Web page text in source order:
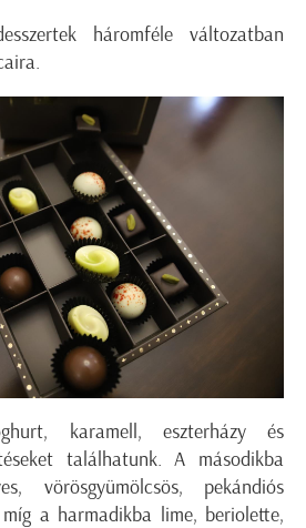
háromféle változatban
karamell, eszterházy és
találhatunk. A másodikba
vörösgyümölcsös, pekándiós
a harmadikba lime, beriolette,